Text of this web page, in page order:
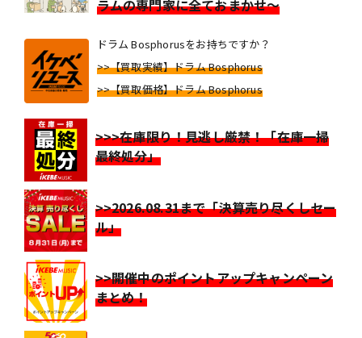
ラムの専門家に全ておまかせ～
ドラム Bosphorusをお持ちですか？
>>【買取実績】ドラム Bosphorus
>>【買取価格】ドラム Bosphorus
>>>在庫限り！見逃し厳禁！「在庫一掃
最終処分」
>>2026.08.31まで「決算売り尽くしセー
ル」
>>開催中のポイントアップキャンペーン
まとめ！